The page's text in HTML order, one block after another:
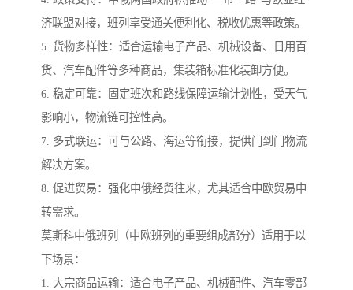
济联盟对接，班列享受通关便利化、税收优惠等政策。
5. 货物多样性：适合运输电子产品、机械设备、日用百
货、汽车配件等多种商品，集装箱标准化装卸方便。
6. 稳定可靠：固定班次和路线保障运输计划性，受天气
影响小，物流链可控性高。
7. 多式联运：可与公路、海运等衔接，提供门到门物流
解决方案。
8. 促进贸易：强化中俄经贸往来，尤其适合中欧贸易中
转需求。
莫斯科中俄班列（中欧班列的重要组成部分）适用于以
下场景：
1. 大宗商品运输：适合电子产品、机械配件、汽车零部